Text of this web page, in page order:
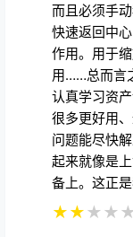
而且必须手
快速返回中
作用。用于
用……总而言
认真学习资
很多更好用
问题能尽快
起来就像是
备上。这正
★★★ ★ ★